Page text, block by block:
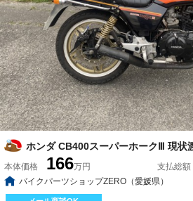
ホンダ CB400スーパーホークⅢ 現状
本体価格 166万円 支払総
バイクパーツショップZERO（愛媛県）